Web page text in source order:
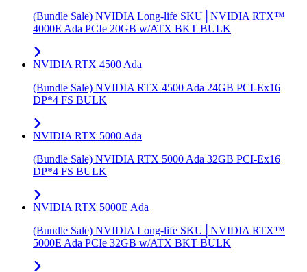
(Bundle Sale) NVIDIA Long-life SKU│NVIDIA RTX™
4000E Ada PCIe 20GB w/ATX BKT BULK
NVIDIA RTX 4500 Ada
(Bundle Sale) NVIDIA RTX 4500 Ada 24GB PCI-Ex16
DP*4 FS BULK
NVIDIA RTX 5000 Ada
(Bundle Sale) NVIDIA RTX 5000 Ada 32GB PCI-Ex16
DP*4 FS BULK
NVIDIA RTX 5000E Ada
(Bundle Sale) NVIDIA Long-life SKU│NVIDIA RTX™
5000E Ada PCIe 32GB w/ATX BKT BULK